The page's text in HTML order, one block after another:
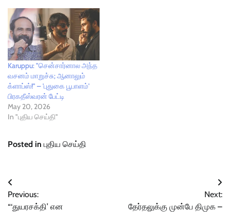
Karuppu: "சென்சார்னால அந்த
வசனம் மாறுச்சு; ஆனாலும்
க்ளாப்ஸ்!" – 'புதுகை பூபாளம்'
பிரகதீஸ்வரன் பேட்டி
May 20, 2026
In "புதிய செய்தி"
Posted in புதிய செய்தி
Post
navigation
Previous:
“‘துயரசக்தி’ என
Next:
தேர்தலுக்கு முன்பே திமுக –